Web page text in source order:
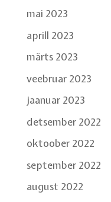
mai 2023
aprill 2023
märts 2023
veebruar 2023
jaanuar 2023
detsember 2022
oktoober 2022
september 2022
august 2022